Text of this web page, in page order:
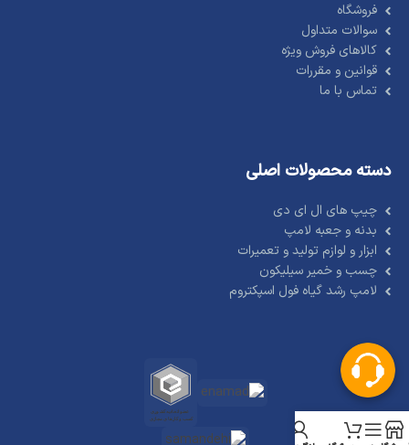
فروشگاه
سوالات متداول
کالاهای فروش ویژه
قوانین و مقررات
تماس با ما
دسته محصولات اصلی
چیپ های ال ای دی
بدنه و جعبه لامپ
ابزار و لوازم تولید و تعمیرات
چسب و خمیر سیلیکون
لامپ رشد گیاه فول اسپکتروم